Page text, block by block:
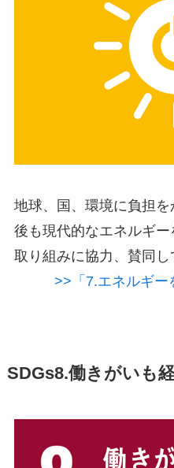
地球、国、環境に負担
後も現代的なエネルギ
取り組みに協力、賛同し
>>「7.エネルギー
SDGs8.働きがいも